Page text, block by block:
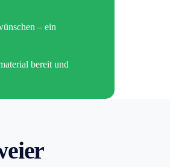
– ein
bereit und